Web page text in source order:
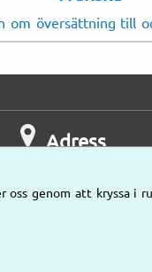
om översättning till
genom att kryssa i
Adress
Våra kontor